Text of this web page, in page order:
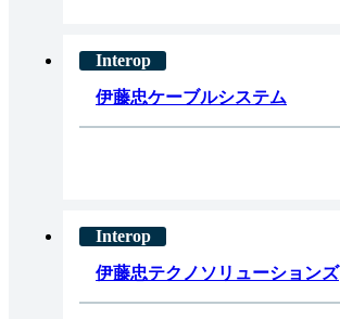
伊藤忠ケーブルシステム
伊藤忠テクノソリューションズ